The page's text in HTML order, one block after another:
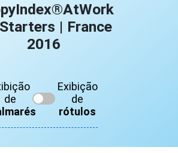
| France
2016
de
Exibição
de
rótulos